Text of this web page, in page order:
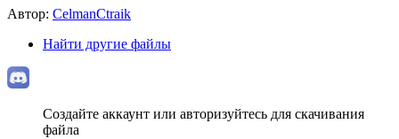
Автор: CelmanCtraik
Найти другие файлы
Создайте аккаунт или авторизуйтесь для скачивания
файла